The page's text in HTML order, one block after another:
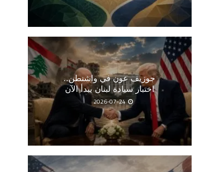
جوزيف عون في واشنطن..
اختبار سيادة لبنان يبدأ الآن
2026-07-24